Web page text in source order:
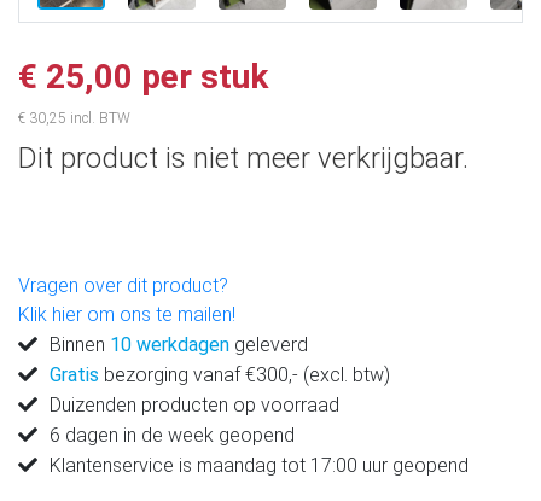
€ 25,00 per stuk
€ 30,25 incl. BTW
Dit product is niet meer verkrijgbaar.
Vragen over dit product?
Klik hier om ons te mailen!
Binnen 10 werkdagen geleverd
Gratis bezorging vanaf €300,- (excl. btw)
Duizenden producten op voorraad
6 dagen in de week geopend
Klantenservice is maandag tot 17:00 uur geopend